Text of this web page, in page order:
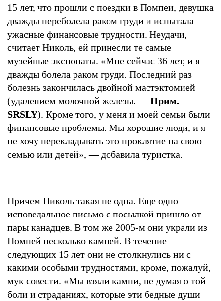
15 лет, что прошли с поездки в Помпеи, девушка
дважды переболела раком груди и испытала
ужасные финансовые трудности. Неудачи,
считает Николь, ей принесли те самые
музейные экспонаты. «Мне сейчас 36 лет, и я
дважды болела раком груди. Последний раз
болезнь закончилась двойной мастэктомией
(удалением молочной железы. —Прим.
SRSLY). Кроме того, у меня и моей семьи были
финансовые проблемы. Мы хорошие люди, и я
не хочу перекладывать это проклятие на свою
семью или детей», — добавила туристка.
Причем Николь такая не одна. Еще одно
исповедальное письмо с посылкой пришло от
пары канадцев. В том же 2005-м они украли из
Помпей несколько камней. В течение
следующих 15 лет они не столкнулись ни с
какими особыми трудностями, кроме, пожалуй,
мук совести. «Мы взяли камни, не думая о той
боли и страданиях, которые эти бедные души